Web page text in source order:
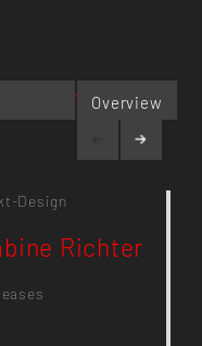
Overview
Design
Richter